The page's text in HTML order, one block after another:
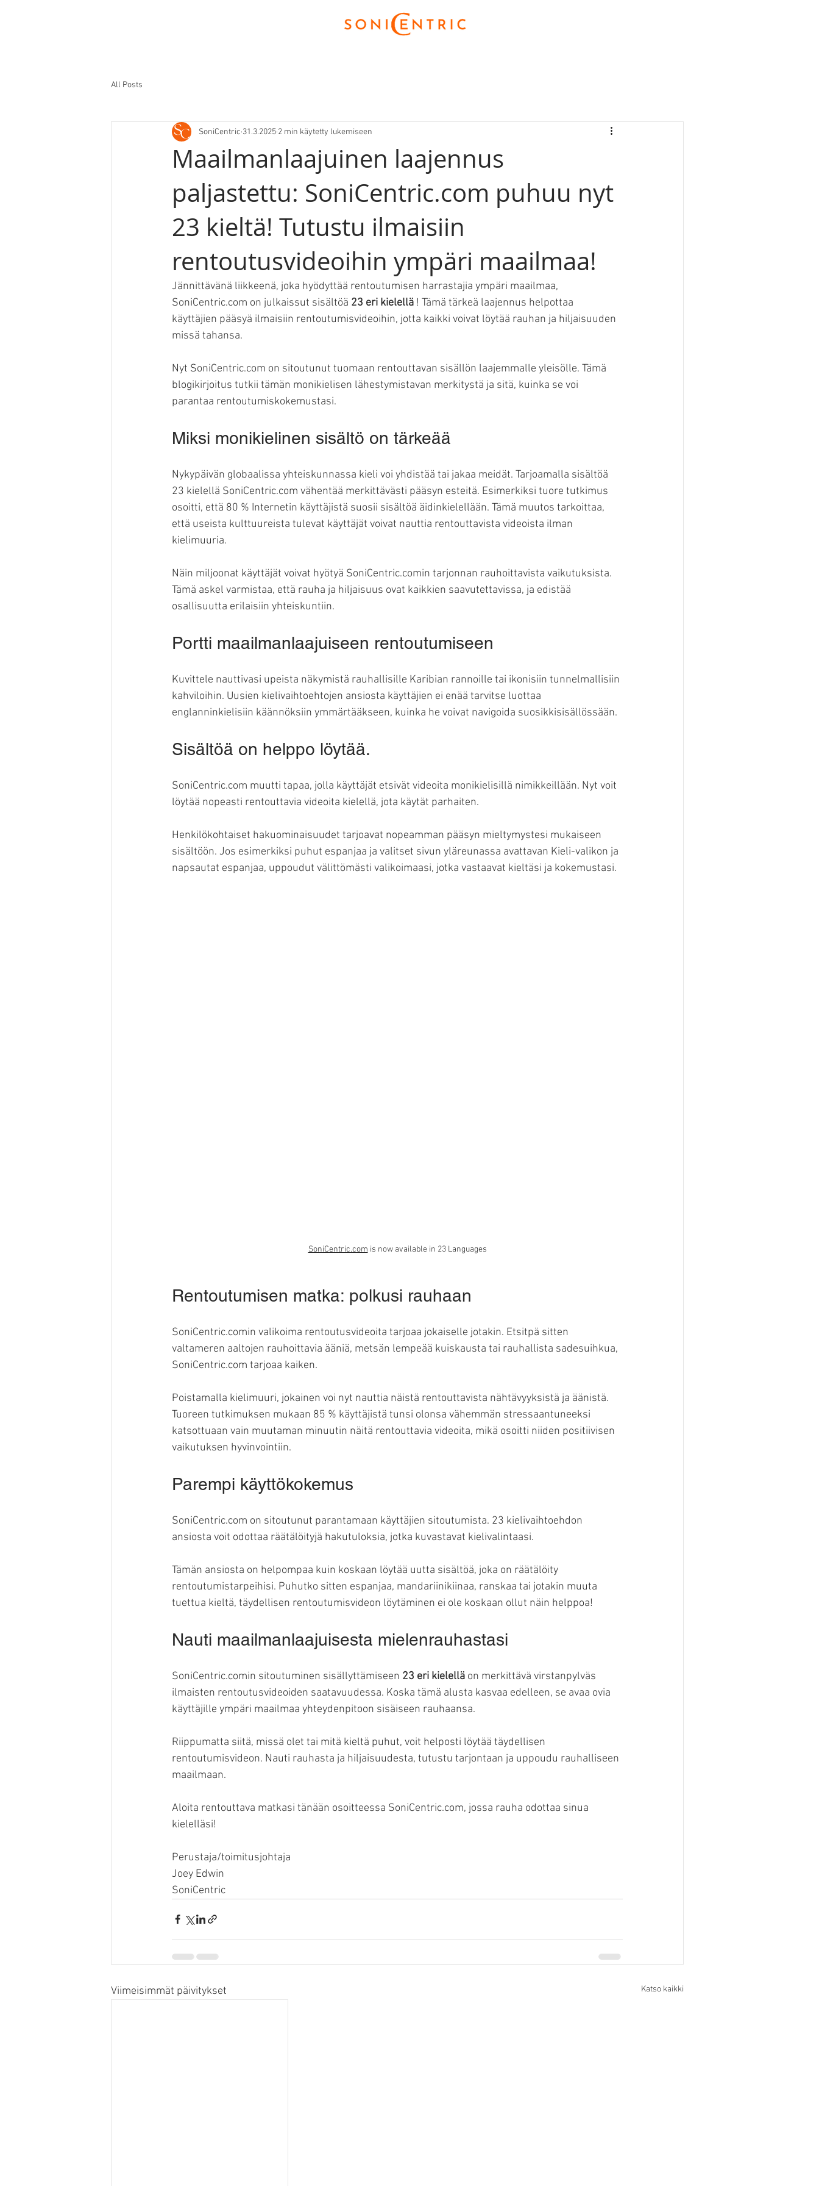
All Posts
Maailmanlaajuinen laajennus
paljastettu: SoniCentric.com puhuu nyt
23 kieltä! Tutustu ilmaisiin
rentoutusvideoihin ympäri maailmaa!
SoniCentric 31.3.2025 2 min käytetty lukemiseen
Jännittävänä liikkeenä, joka hyödyttää rentoutumisen harrastajia ympäri maailmaa,
SoniCentric.com on julkaissut sisältöä 23 eri kielellä ! Tämä tärkeä laajennus helpottaa
käyttäjien pääsyä ilmaisiin rentoutumisvideoihin, jotta kaikki voivat löytää rauhan ja hiljaisuuden
missä tahansa.
Nyt SoniCentric.com on sitoutunut tuomaan rentouttavan sisällön laajemmalle yleisölle. Tämä
blogikirjoitus tutkii tämän monikielisen lähestymistavan merkitystä ja sitä, kuinka se voi
parantaa rentoutumiskokemustasi.
Miksi monikielinen sisältö on tärkeää
Nykypäivän globaalissa yhteiskunnassa kieli voi yhdistää tai jakaa meidät. Tarjoamalla sisältöä
23 kielellä SoniCentric.com vähentää merkittävästi pääsyn esteitä. Esimerkiksi tuore tutkimus
osoitti, että 80 % Internetin käyttäjistä suosii sisältöä äidinkielellään. Tämä muutos tarkoittaa,
että useista kulttuureista tulevat käyttäjät voivat nauttia rentouttavista videoista ilman
kielimuuria.
Näin miljoonat käyttäjät voivat hyötyä SoniCentric.comin tarjonnan rauhoittavista vaikutuksista.
Tämä askel varmistaa, että rauha ja hiljaisuus ovat kaikkien saavutettavissa, ja edistää
osallisuutta erilaisiin yhteiskuntiin.
Portti maailmanlaajuiseen rentoutumiseen
Kuvittele nauttivasi upeista näkymistä rauhallisille Karibian rannoille tai ikonisiin tunnelmallisiin
kahviloihin. Uusien kielivaihtoehtojen ansiosta käyttäjien ei enää tarvitse luottaa
englanninkielisiin käännöksiin ymmärtääkseen, kuinka he voivat navigoida suosikkisisällössään.
Sisältöä on helppo löytää.
SoniCentric.com muutti tapaa, jolla käyttäjät etsivät videoita monikielisillä nimikkeillään. Nyt voit
löytää nopeasti rentouttavia videoita kielellä, jota käytät parhaiten.
Henkilökohtaiset hakuominaisuudet tarjoavat nopeamman pääsyn mieltymystesi mukaiseen
sisältöön. Jos esimerkiksi puhut espanjaa ja valitset sivun yläreunassa avattavan Kieli-valikon ja
napsautat espanjaa, uppoudut välittömästi valikoimaasi, jotka vastaavat kieltäsi ja kokemustasi.
SoniCentric.com is now available in 23 Languages
Rentoutumisen matka: polkusi rauhaan
SoniCentric.comin valikoima rentoutusvideoita tarjoaa jokaiselle jotakin. Etsitpä sitten
valtameren aaltojen rauhoittavia ääniä, metsän lempeää kuiskausta tai rauhallista sadesuihkua,
SoniCentric.com tarjoaa kaiken.
Poistamalla kielimuuri, jokainen voi nyt nauttia näistä rentouttavista nähtävyyksistä ja äänistä.
Tuoreen tutkimuksen mukaan 85 % käyttäjistä tunsi olonsa vähemmän stressaantuneeksi
katsottuaan vain muutaman minuutin näitä rentouttavia videoita, mikä osoitti niiden positiivisen
vaikutuksen hyvinvointiin.
Parempi käyttökokemus
SoniCentric.com on sitoutunut parantamaan käyttäjien sitoutumista. 23 kielivaihtoehdon
ansiosta voit odottaa räätälöityjä hakutuloksia, jotka kuvastavat kielivalintaasi.
Tämän ansiosta on helpompaa kuin koskaan löytää uutta sisältöä, joka on räätälöity
rentoutumistarpeihisi. Puhutko sitten espanjaa, mandariinikiinaa, ranskaa tai jotakin muuta
tuettua kieltä, täydellisen rentoutumisvideon löytäminen ei ole koskaan ollut näin helppoa!
Nauti maailmanlaajuisesta mielenrauhastasi
SoniCentric.comin sitoutuminen sisällyttämiseen 23 eri kielellä on merkittävä virstanpylväs
ilmaisten rentoutusvideoiden saatavuudessa. Koska tämä alusta kasvaa edelleen, se avaa ovia
käyttäjille ympäri maailmaa yhteydenpitoon sisäiseen rauhaansa.
Riippumatta siitä, missä olet tai mitä kieltä puhut, voit helposti löytää täydellisen
rentoutumisvideon. Nauti rauhasta ja hiljaisuudesta, tutustu tarjontaan ja uppoudu rauhalliseen
maailmaan.
Aloita rentouttava matkasi tänään osoitteessa SoniCentric.com, jossa rauha odottaa sinua
kielelläsi!
Perustaja/toimitusjohtaja
Joey Edwin
SoniCentric
Viimeisimmät päivitykset Katso kaikki